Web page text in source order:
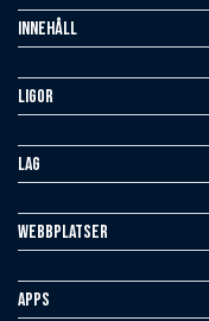
Innehåll
Ligor
Lag
Webbplatser
Apps